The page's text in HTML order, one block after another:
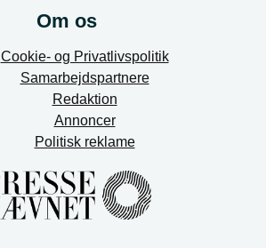
Om os
Cookie- og Privatlivspolitik
Samarbejdspartnere
Redaktion
Annoncer
Politisk reklame